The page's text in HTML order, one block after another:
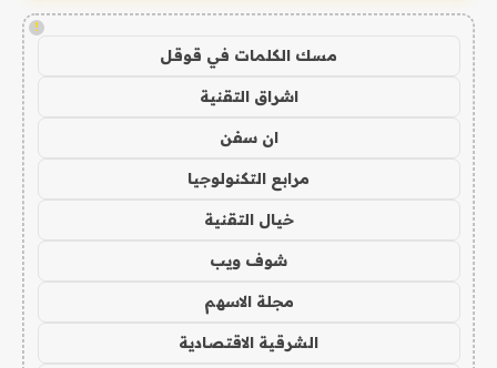
!
مسك الكلمات في قوقل
اشراق التقنية
ان سفن
مرابع التكنولوجيا
خيال التقنية
شوف ويب
مجلة الاسهم
الشرقية الاقتصادية